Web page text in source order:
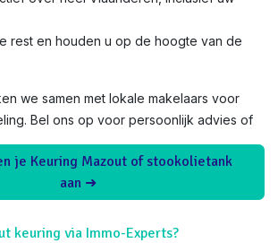
rest en houden u op de hoogte van de
we samen met lokale makelaars voor
Bel ons op voor persoonlijk advies of
je Keuring Mazout of stookolietank
aan ➜
keuring via Immo-Experts?